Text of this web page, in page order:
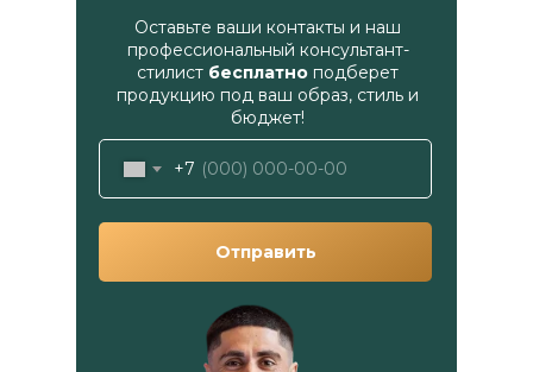
Оставьте ваши контакты и наш
профессиональный консультант-
стилист бесплатно подберет
продукцию под ваш образ, стиль и
бюджет!
+7
Отправить